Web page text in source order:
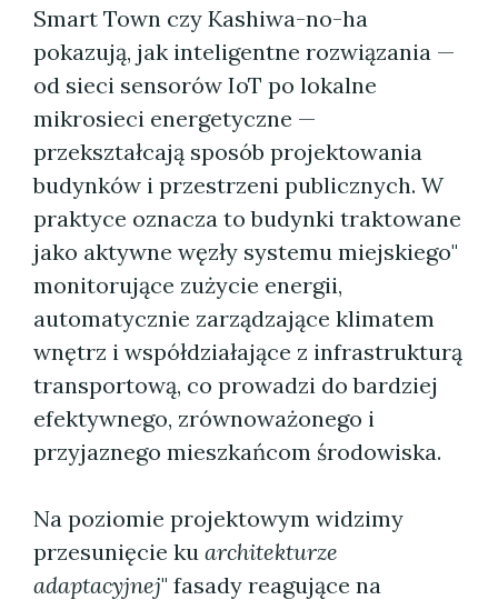
Smart Town czy Kashiwa-no-ha
pokazują, jak inteligentne rozwiązania —
od sieci sensorów IoT po lokalne
mikrosieci energetyczne —
przekształcają sposób projektowania
budynków i przestrzeni publicznych. W
praktyce oznacza to budynki traktowane
jako aktywne węzły systemu miejskiego"
monitorujące zużycie energii,
automatycznie zarządzające klimatem
wnętrz i współdziałające z infrastrukturą
transportową, co prowadzi do bardziej
efektywnego, zrównoważonego i
przyjaznego mieszkańcom środowiska.
Na poziomie projektowym widzimy
przesunięcie ku architekturze
adaptacyjnej" fasady reagujące na